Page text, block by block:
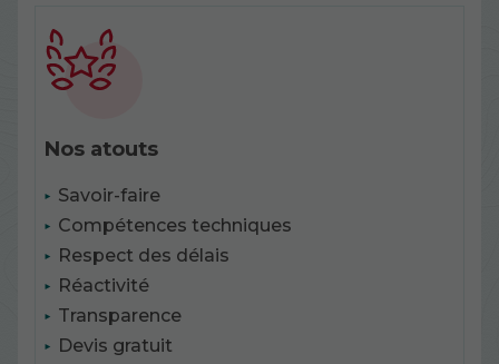
Nos atouts
Savoir-faire
Compétences techniques
Respect des délais
Réactivité
Transparence
Devis gratuit